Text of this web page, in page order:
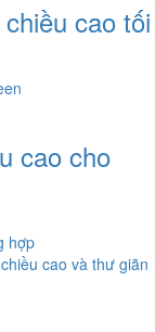
cao tối
cao cho
hợp